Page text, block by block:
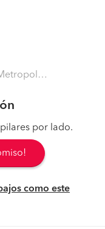
- Santiago)
por lado.
como este